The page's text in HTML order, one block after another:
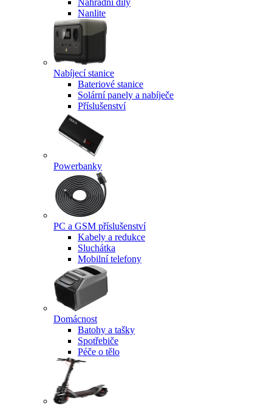
Náhradní díly
Nanlite
Nabíjecí stanice
Bateriové stanice
Solární panely a nabíječe
Příslušenství
Powerbanky
PC a GSM příslušenství
Kabely a redukce
Sluchátka
Mobilní telefony
Domácnost
Batohy a tašky
Spotřebiče
Péče o tělo